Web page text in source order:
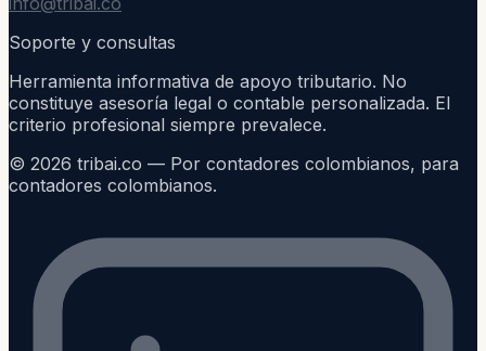
Soporte y consultas
Herramienta informativa de apoyo tributario. No
constituye asesoría legal o contable personalizada. El
criterio profesional siempre prevalece.
© 2026 tribai.co — Por contadores colombianos, para
contadores colombianos.